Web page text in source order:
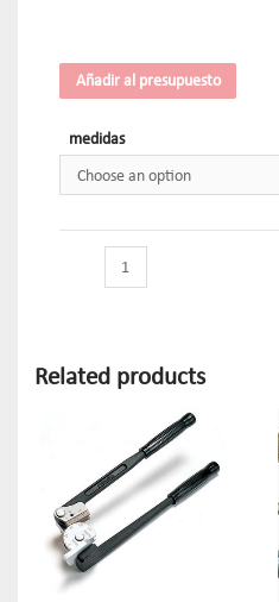
Añadir al presupuesto
medidas
Related products